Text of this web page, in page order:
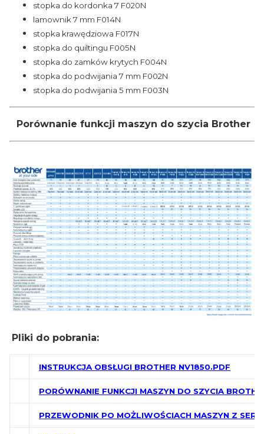
stopka do kordonka 7 F020N
lamownik 7 mm F014N
stopka krawędziowa F017N
stopka do quiltingu F005N
stopka do zamków krytych F004N
stopka do podwijania 7 mm F002N
stopka do podwijania 5 mm F003N
Porównanie funkcji maszyn do szycia Brother
Pliki do pobrania:
INSTRUKCJA OBSŁUGI BROTHER NV1850.PDF
PORÓWNANIE FUNKCJI MASZYN DO SZYCIA
PRZEWODNIK PO MOŻLIWOŚCIACH MASZYN Z SERII